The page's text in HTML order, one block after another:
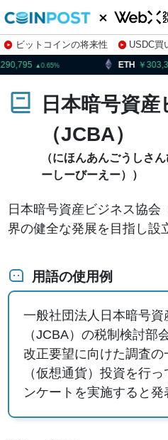
ビットコインの将来性 USDC買
株特集・関連銘柄
0.65 ETH 303,308.0
日本暗号資
（JCBA）
（にほんあんごうしさ
ーしーびーえー））
日本暗号資産ビジネス協会
界の健全な発展を目指し設
用語の使用例
一般社団法人日本暗号資
（JCBA）の税制検討部
改正要望に向けた調査
（仮想通貨）投資を行
ンケートを実施すると発